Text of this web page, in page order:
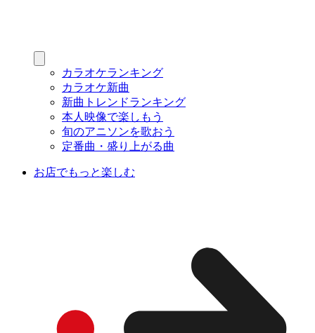
カラオケランキング
カラオケ新曲
新曲トレンドランキング
本人映像で楽しもう
旬のアニソンを歌おう
定番曲・盛り上がる曲
お店でもっと楽しむ